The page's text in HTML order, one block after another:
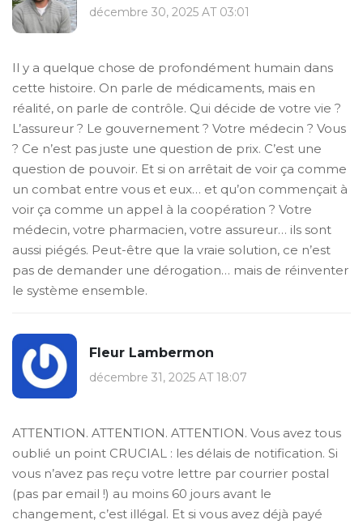
décembre 30, 2025 AT 03:01
Il y a quelque chose de profondément humain dans
cette histoire. On parle de médicaments, mais en
réalité, on parle de contrôle. Qui décide de votre vie ?
L’assureur ? Le gouvernement ? Votre médecin ? Vous
? Ce n’est pas juste une question de prix. C’est une
question de pouvoir. Et si on arrêtait de voir ça comme
un combat entre vous et eux… et qu’on commençait à
voir ça comme un appel à la coopération ? Votre
médecin, votre pharmacien, votre assureur… ils sont
aussi piégés. Peut-être que la vraie solution, ce n’est
pas de demander une dérogation… mais de réinventer
le système ensemble.
Fleur Lambermon
décembre 31, 2025 AT 18:07
ATTENTION. ATTENTION. ATTENTION. Vous avez tous
oublié un point CRUCIAL : les délais de notification. Si
vous n’avez pas reçu votre lettre par courrier postal
(pas par email !) au moins 60 jours avant le
changement, c’est illégal. Et si vous avez déjà payé